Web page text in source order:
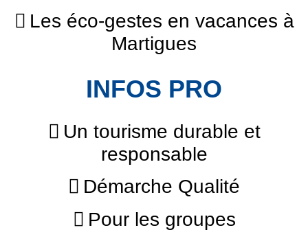
Les éco-gestes en vacances à
Martigues
INFOS PRO
Un tourisme durable et
responsable
Démarche Qualité
Pour les groupes